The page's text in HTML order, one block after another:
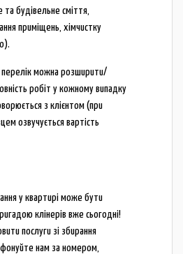
будівельне сміття,
приміщень, хімчистку
перелік можна розширити/
робіт у кожному випадку
з клієнтом (при
озвучується вартість
у квартирі може бути
клінерів вже сьогодні!
послуги зі збирання
нам за номером,